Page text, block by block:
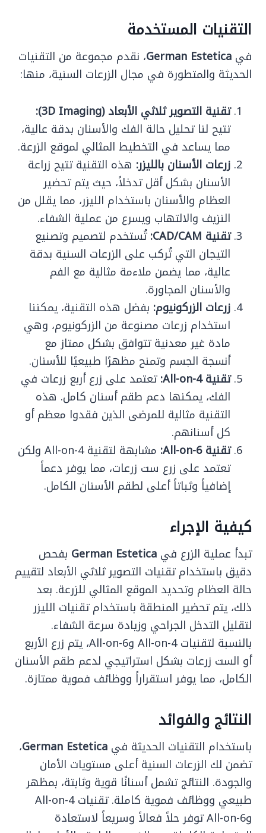
التقنيات المستخدمة
في German Estetica، نقدم مجموعة من التقنيات
الحديثة والمتطورة في مجال الزرعات السنية، منها:
تقنية التصوير ثلاثي الأبعاد (3D Imaging):
تتيح لنا تحليل حالة الفك والأسنان بدقة عالية،
مما يساعد في التخطيط المثالي لموقع الزرعة.
زرعات الأسنان بالليزر: هذه التقنية تتيح زراعة
الأسنان بشكل أقل تدخلاً، حيث يتم تحضير
العظام والأسنان باستخدام الليزر، مما يقلل من
النزيف والالتهاب ويسرع من عملية الشفاء.
تقنية CAD/CAM:
تُستخدم لتصميم وتصنيع
التيجان التي تُركب على الزرعات السنية بدقة
عالية، مما يضمن ملاءمة مثالية مع الفم
والأسنان المجاورة.
زرعات الزركونيوم: بفضل هذه التقنية، يمكننا
استخدام زرعات مصنوعة من الزركونيوم، وهي
مادة غير معدنية تتوافق بشكل ممتاز مع
أنسجة الجسم وتمنح مظهرًا طبيعيًا للأسنان.
تقنية All-on-4:
تعتمد على زرع أربع زرعات في
الفك، يمكنها دعم طقم أسنان كامل. هذه
التقنية مثالية للمرضى الذين فقدوا معظم أو
كل أسنانهم.
تقنية All-on-6:
مشابهة لتقنية All-on-4 ولكن
تعتمد على زرع ست زرعات، مما يوفر دعماً
إضافياً وثباتاً أعلى لطقم الأسنان الكامل.
كيفية الإجراء
تبدأ عملية الزرع في German Estetica بفحص
دقيق باستخدام تقنيات التصوير ثلاثي الأبعاد لتقييم
حالة العظام وتحديد الموقع المثالي للزرعة. بعد
ذلك، يتم تحضير المنطقة باستخدام تقنيات الليزر
لتقليل التدخل الجراحي وزيادة سرعة الشفاء.
بالنسبة لتقنيات All-on-4 وAll-on-6، يتم زرع الأربع
أو الست زرعات بشكل استراتيجي لدعم طقم الأسنان
الكامل، مما يوفر استقراراً ووظائف فموية ممتازة.
النتائج والفوائد
باستخدام التقنيات الحديثة في German Estetica،
تضمن لك الزرعات السنية أعلى مستويات الأمان
والجودة. النتائج تشمل أسنانًا قوية وثابتة، بمظهر
طبيعي ووظائف فموية كاملة. تقنيات All-on-4
وAll-on-6 توفر حلاً فعالاً وسريعاً لاستعادة